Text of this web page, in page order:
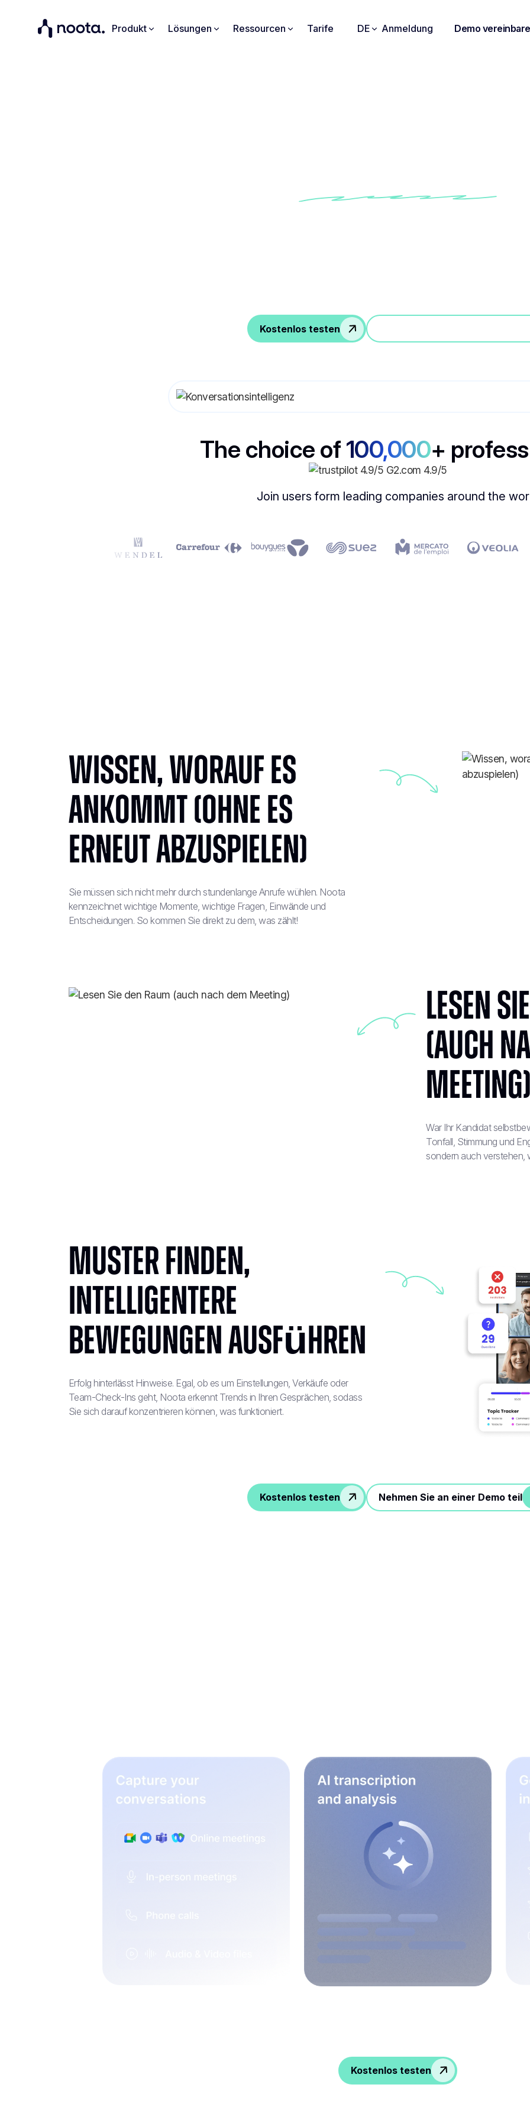
Produkt Lösungen Ressourcen Tarife DE Anmeldung Demo
Kostenlos testen
The choice of 100,000+
Join users form leading companies around the
Wissen, worauf es
ankommt (ohne es
erneut abzuspielen)
Sie müssen sich nicht mehr durch stundenlange Anrufe wühlen. Noota
kennzeichnet wichtige Momente, wichtige Fragen, Einwände und
Entscheidungen. So kommen Sie direkt zu dem, was zählt!
Lesen
(auch
War Ihr Kandidat
Tonfall, Stimmung und
sondern auch verstehen,
Muster finden,
intelligentere
Bewegungen ausführen
Erfolg hinterlässt Hinweise. Egal, ob es um Einstellungen, Verkäufe oder
Team-Check-Ins geht, Noota erkennt Trends in Ihren Gesprächen, sodass
Sie sich darauf konzentrieren können, was funktioniert.
Kostenlos testen Nehmen Sie an einer Demo teil
Kostenlos testen